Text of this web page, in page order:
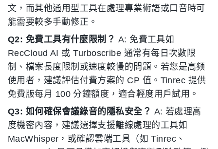
文，而其他通用型工具在處理專業術語或口音時可
能需要較多手動修正。
Q2: 免費工具有什麼限制？ A: 免費工具如
RecCloud AI 或 Turboscribe 通常有每日次數限
制、檔案長度限制或速度較慢的問題。若您是高频
使用者，建議評估付費方案的 CP 值。Tinrec 提供
免費版每月 100 分鐘額度，適合輕度用戶試用。
Q3: 如何確保會議錄音的隱私安全？ A: 若處理高
度機密內容，建議選擇支援離線處理的工具如
MacWhisper，或確認雲端工具（如 Tinrec、